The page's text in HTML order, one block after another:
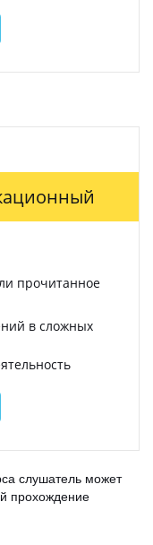
прочитанное
в сложных
слушатель может
прохождение